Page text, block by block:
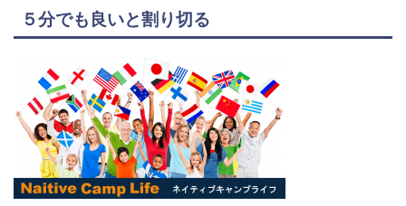
５分でも良いと割り切る